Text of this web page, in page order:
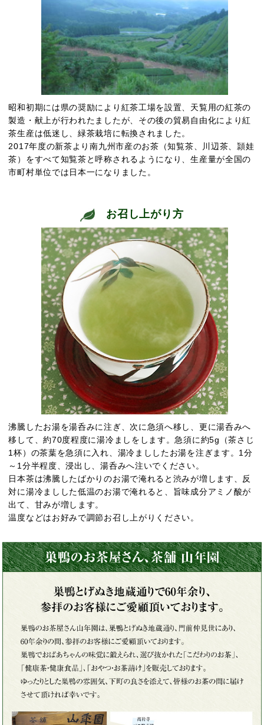
昭和初期には県の奨励により紅茶工場を設置、天覧用の紅茶の
製造・献上が行われたましたが、その後の貿易自由化により紅
茶生産は低迷し、緑茶栽培に転換されました。
2017年度の新茶より南九州市産のお茶（知覧茶、川辺茶、頴娃
茶）をすべて知覧茶と呼称されるようになり、生産量が全国の
市町村単位では日本一になりました。
お召し上がり方
沸騰したお湯を湯呑みに注ぎ、次に急須へ移し、更に湯呑みへ
移して、約70度程度に湯冷ましをします。急須に約5g（茶さじ
1杯）の茶葉を急須に入れ、湯冷まししたお湯を注ぎます。1分
～1分半程度、浸出し、湯呑みへ注いでください。
日本茶は沸騰したばかりのお湯で淹れると渋みが増します、反
対に湯冷ましした低温のお湯で淹れると、旨味成分アミノ酸が
出て、甘みが増します。
温度などはお好みで調節お召し上がりください。